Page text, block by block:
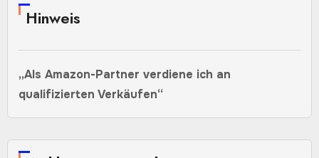
Hinweis
„Als Amazon-Partner verdiene ich an
qualifizierten Verkäufen“